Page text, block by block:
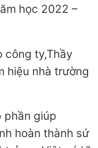
học 2022 –
công ty,Thầy
hiệu nhà trường
phần giúp
hoàn thành sứ